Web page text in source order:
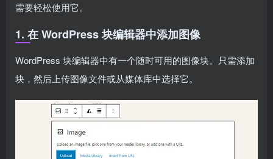
需要轻松使用它。
1. 在 WordPress 块编辑器中添加图像
WordPress 块编辑器中有一个随时可用的图像块。只需添加
块，然后上传图像文件或从媒体库中选择它。